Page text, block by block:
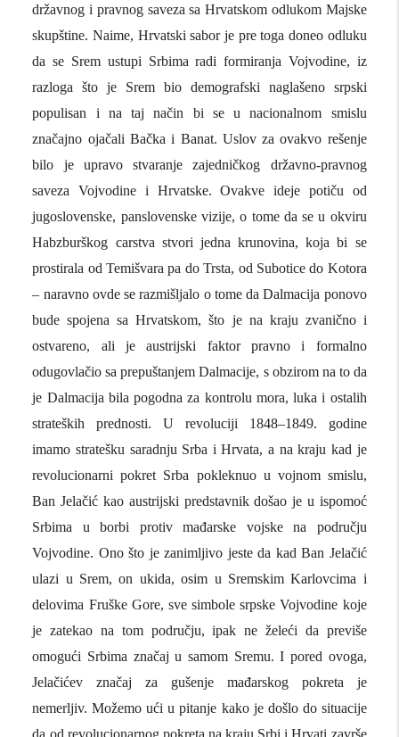
državnog i pravnog saveza sa Hrvatskom odlukom Majske
skupštine. Naime, Hrvatski sabor je pre toga doneo odluku
da se Srem ustupi Srbima radi formiranja Vojvodine, iz
razloga što je Srem bio demografski naglašeno srpski
populisan i na taj način bi se u nacionalnom smislu
značajno ojačali Bačka i Banat. Uslov za ovakvo rešenje
bilo je upravo stvaranje zajedničkog državno-pravnog
saveza Vojvodine i Hrvatske. Ovakve ideje potiču od
jugoslovenske, panslovenske vizije, o tome da se u okviru
Habzburškog carstva stvori jedna krunovina, koja bi se
prostirala od Temišvara pa do Trsta, od Subotice do Kotora
– naravno ovde se razmišljalo o tome da Dalmacija ponovo
bude spojena sa Hrvatskom, što je na kraju zvanično i
ostvareno, ali je austrijski faktor pravno i formalno
odugovlačio sa prepuštanjem Dalmacije, s obzirom na to da
je Dalmacija bila pogodna za kontrolu mora, luka i ostalih
strateških prednosti. U revoluciji 1848–1849. godine
imamo stratešku saradnju Srba i Hrvata, a na kraju kad je
revolucionarni pokret Srba pokleknuo u vojnom smislu,
Ban Jelačić kao austrijski predstavnik došao je u ispomoć
Srbima u borbi protiv mađarske vojske na području
Vojvodine. Ono što je zanimljivo jeste da kad Ban Jelačić
ulazi u Srem, on ukida, osim u Sremskim Karlovcima i
delovima Fruške Gore, sve simbole srpske Vojvodine koje
je zatekao na tom području, ipak ne želeći da previše
omogući Srbima značaj u samom Sremu. I pored ovoga,
Jelačićev značaj za gušenje mađarskog pokreta je
nemerljiv. Možemo ući u pitanje kako je došlo do situacije
da od revolucionarnog pokreta na kraju Srbi i Hrvati završe